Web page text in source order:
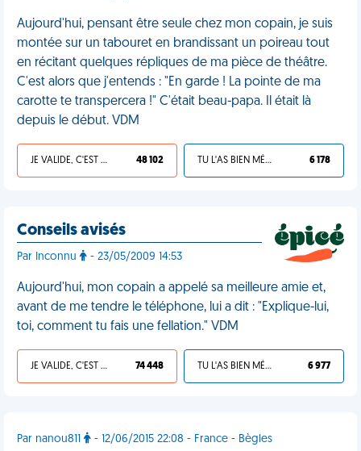
Aujourd'hui, pensant être seule chez mon copain, je suis
montée sur un tabouret en brandissant un poireau tout
en récitant quelques répliques de ma pièce de théâtre.
C'est alors que j'entends : "En garde ! La pointe de ma
carotte te transpercera !" C'était beau-papa. Il était là
depuis le début. VDM
JE VALIDE, C'EST UNE VDM 48 102 TU L'AS BIEN MÉRITÉ 6 178
Conseils avisés
Par Inconnu - 23/05/2009 14:53
Aujourd'hui, mon copain a appelé sa meilleure amie et,
avant de me tendre le téléphone, lui a dit : "Explique-lui,
toi, comment tu fais une fellation." VDM
JE VALIDE, C'EST UNE VDM 74 448 TU L'AS BIEN MÉRITÉ 6 977
Par nanou811 - 12/06/2015 22:08 - France - Bègles